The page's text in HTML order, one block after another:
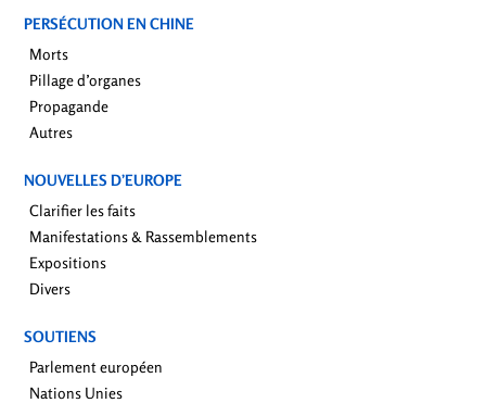
PERSÉCUTION EN CHINE
Morts
Pillage d’organes
Propagande
Autres
NOUVELLES D’EUROPE
Clarifier les faits
Manifestations & Rassemblements
Expositions
Divers
SOUTIENS
Parlement européen
Nations Unies